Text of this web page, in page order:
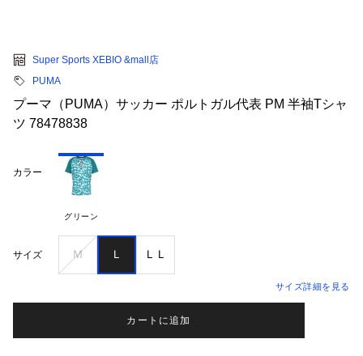
Super Sports XEBIO &mall店
PUMA
プーマ（PUMA）サッカー ポルトガル代表 PM 半袖Tシャ
ツ 78478838
カラー
グリーン
サイズ Ｍ Ｌ ＬＬ
サイズ詳細を見る
カートに追加